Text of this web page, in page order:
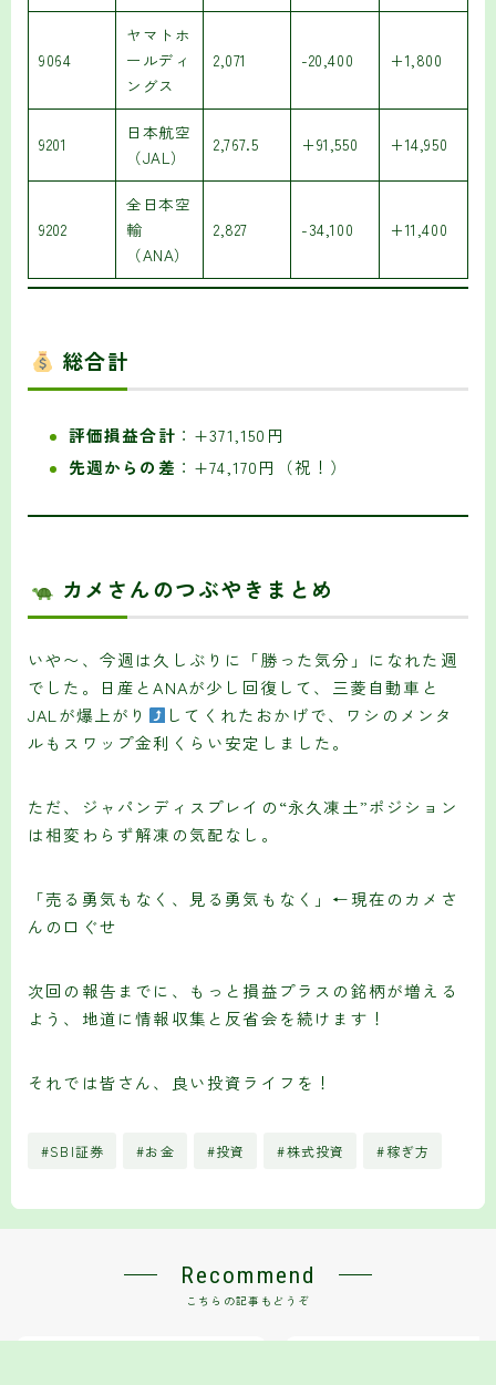
9064
ヤマトホ
ールディ
ングス
2,071 -20,400 +1,800
9201
日本航空
（JAL）
2,767.5 +91,550 +14,950
9202
全日本空
輸
（ANA）
2,827 -34,100 +11,400
総合計
評価損益合計 ：+371,150円
先週からの差 ：+74,170円（祝！）
カメさんのつぶやきまとめ
いや〜、今週は久しぶりに「勝った気分」になれた週
でした。日産とANAが少し回復して、三菱自動車と
JALが爆上がり
してくれたおかげで、ワシのメンタ
ルもスワップ金利くらい安定しました。
ただ、ジャパンディスプレイの“永久凍土”ポジション
は相変わらず解凍の気配なし。
「売る勇気もなく、見る勇気もなく」←現在のカメさ
んの口ぐせ
次回の報告までに、もっと損益プラスの銘柄が増える
よう、地道に情報収集と反省会を続けます！
それでは皆さん、良い投資ライフを！
#SBI証券 #お金 #投資 #株式投資 #稼ぎ方
Recommend
こちらの記事もどうぞ